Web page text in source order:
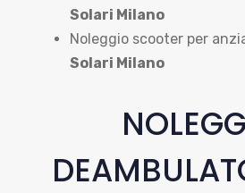
Solari Milano
Noleggio scooter per
Solari Milano